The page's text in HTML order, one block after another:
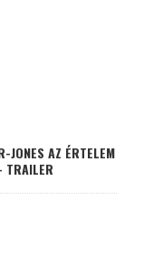
JONES AZ ÉRTELEM
TRAILER